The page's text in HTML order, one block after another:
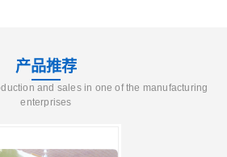
产品推荐
and sales in one of the manufacturing
enterprises